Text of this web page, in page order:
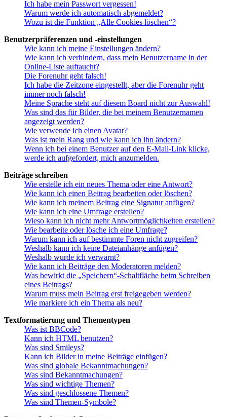
Ich habe mein Passwort vergessen!
Warum werde ich automatisch abgemeldet?
Wozu ist die Funktion „Alle Cookies löschen“?
Benutzerpräferenzen und -einstellungen
Wie kann ich meine Einstellungen ändern?
Wie kann ich verhindern, dass mein Benutzername in der
Online-Liste auftaucht?
Die Forenuhr geht falsch!
Ich habe die Zeitzone eingestellt, aber die Forenuhr geht
immer noch falsch!
Meine Sprache steht auf diesem Board nicht zur Auswahl!
Was sind das für Bilder, die bei meinem Benutzernamen
angezeigt werden?
Wie verwende ich einen Avatar?
Was ist mein Rang und wie kann ich ihn ändern?
Wenn ich bei einem Benutzer auf den E-Mail-Link klicke,
werde ich aufgefordert, mich anzumelden.
Beiträge schreiben
Wie erstelle ich ein neues Thema oder eine Antwort?
Wie kann ich einen Beitrag bearbeiten oder löschen?
Wie kann ich meinem Beitrag eine Signatur anfügen?
Wie kann ich eine Umfrage erstellen?
Wieso kann ich nicht mehr Antwortmöglichkeiten erstellen?
Wie bearbeite oder lösche ich eine Umfrage?
Warum kann ich auf bestimmte Foren nicht zugreifen?
Weshalb kann ich keine Dateianhänge anfügen?
Weshalb wurde ich verwarnt?
Wie kann ich Beiträge den Moderatoren melden?
Was bewirkt die „Speichern“-Schaltfläche beim Schreiben
eines Beitrags?
Warum muss mein Beitrag erst freigegeben werden?
Wie markiere ich ein Thema als neu?
Textformatierung und Thementypen
Was ist BBCode?
Kann ich HTML benutzen?
Was sind Smileys?
Kann ich Bilder in meine Beiträge einfügen?
Was sind globale Bekanntmachungen?
Was sind Bekanntmachungen?
Was sind wichtige Themen?
Was sind geschlossene Themen?
Was sind Themen-Symbole?